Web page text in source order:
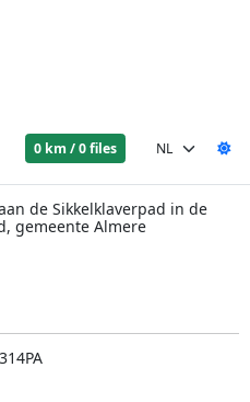
0 km / 0 files
de Sikkelklaverpad in de
gemeente Almere